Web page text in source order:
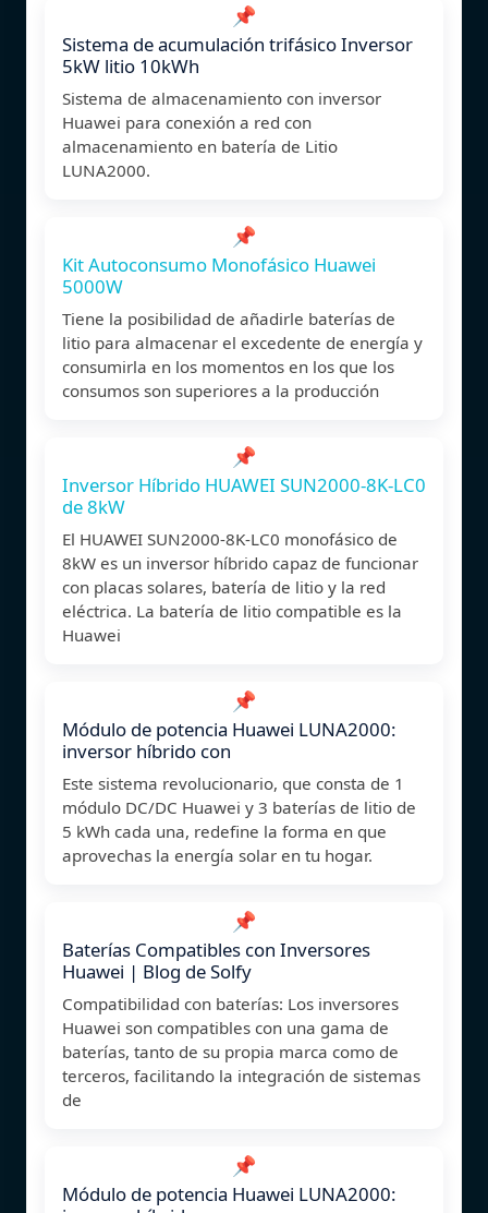
📌
Sistema de acumulación trifásico Inversor
5kW litio 10kWh
Sistema de almacenamiento con inversor
Huawei para conexión a red con
almacenamiento en batería de Litio
LUNA2000.
📌
Kit Autoconsumo Monofásico Huawei
5000W
Tiene la posibilidad de añadirle baterías de
litio para almacenar el excedente de energía y
consumirla en los momentos en los que los
consumos son superiores a la producción
📌
Inversor Híbrido HUAWEI SUN2000-8K-LC0
de 8kW
El HUAWEI SUN2000-8K-LC0 monofásico de
8kW es un inversor híbrido capaz de funcionar
con placas solares, batería de litio y la red
eléctrica. La batería de litio compatible es la
Huawei
📌
Módulo de potencia Huawei LUNA2000:
inversor híbrido con
Este sistema revolucionario, que consta de 1
módulo DC/DC Huawei y 3 baterías de litio de
5 kWh cada una, redefine la forma en que
aprovechas la energía solar en tu hogar.
📌
Baterías Compatibles con Inversores
Huawei | Blog de Solfy
Compatibilidad con baterías: Los inversores
Huawei son compatibles con una gama de
baterías, tanto de su propia marca como de
terceros, facilitando la integración de sistemas
de
📌
Módulo de potencia Huawei LUNA2000: